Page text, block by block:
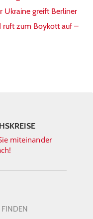
Ukraine greift Berliner
ruft zum Boykott auf –
miteinander
FINDEN